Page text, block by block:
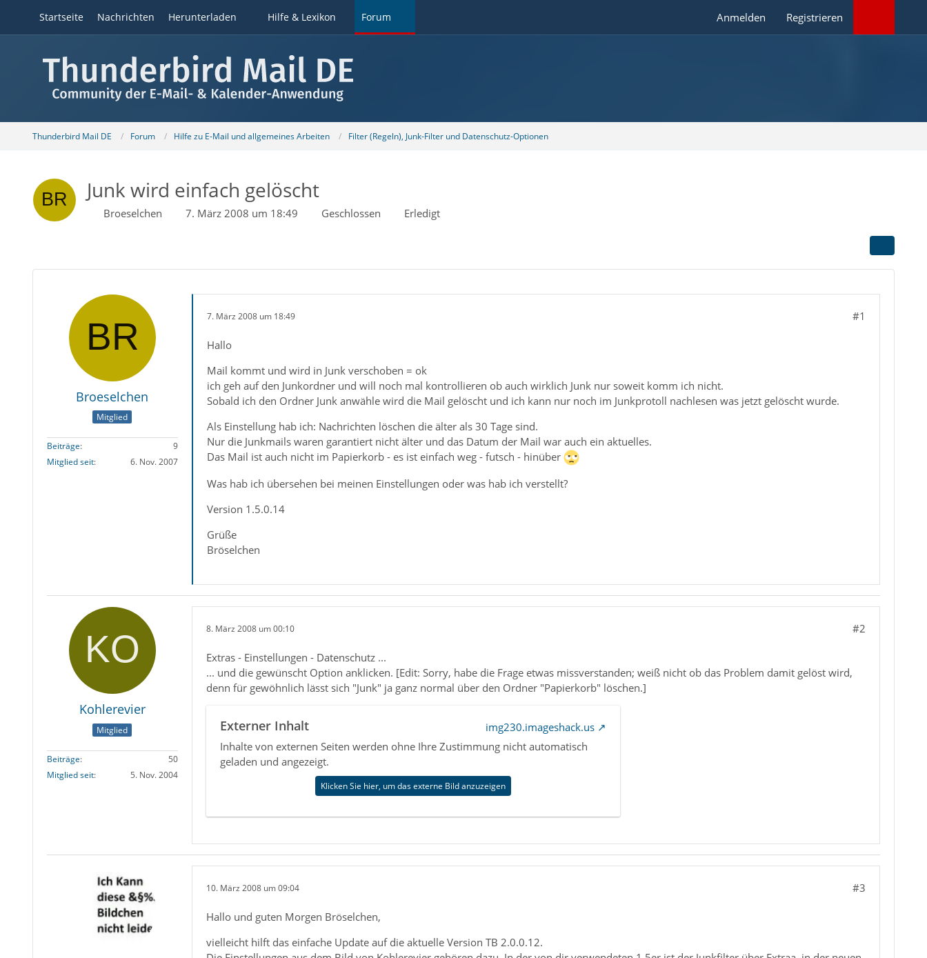
Startseite Nachrichten Herunterladen Hilfe & Lexikon Forum Anmelden Registrieren
Thunderbird Mail DE Forum Hilfe zu E-Mail und allgemeines Arbeiten Filter (Regeln), Junk-Filter und Datenschutz-Optionen
Junk wird einfach gelöscht
Broeselchen 7. März 2008 um 18:49 Geschlossen Erledigt
Broeselchen
Mitglied
Beiträge
9
Mitglied seit
6. Nov. 2007
7. März 2008 um 18:49 #1
Hallo
Mail kommt und wird in Junk verschoben = ok
ich geh auf den Junkordner und will noch mal kontrollieren ob auch wirklich Junk nur soweit komm ich nicht.
Sobald ich den Ordner Junk anwähle wird die Mail gelöscht und ich kann nur noch im Junkprotoll nachlesen was jetzt gelöscht wurde.
Als Einstellung hab ich: Nachrichten löschen die älter als 30 Tage sind.
Nur die Junkmails waren garantiert nicht älter und das Datum der Mail war auch ein aktuelles.
Das Mail ist auch nicht im Papierkorb - es ist einfach weg - futsch - hinüber
Was hab ich übersehen bei meinen Einstellungen oder was hab ich verstellt?
Version 1.5.0.14
Grüße
Bröselchen
Kohlerevier
Mitglied
Beiträge
50
Mitglied seit
5. Nov. 2004
8. März 2008 um 00:10 #2
Extras - Einstellungen - Datenschutz ...
... und die gewünscht Option anklicken. [Edit: Sorry, habe die Frage etwas missverstanden; weiß nicht ob das Problem damit gelöst wird,
denn für gewöhnlich lässt sich "Junk" ja ganz normal über den Ordner "Papierkorb" löschen.]
Externer Inhalt
img230.imageshack.us
Inhalte von externen Seiten werden ohne Ihre Zustimmung nicht automatisch
geladen und angezeigt.
Klicken Sie hier, um das externe Bild anzuzeigen
10. März 2008 um 09:04 #3
Hallo und guten Morgen Bröselchen,
vielleicht hilft das einfache Update auf die aktuelle Version TB 2.0.0.12.